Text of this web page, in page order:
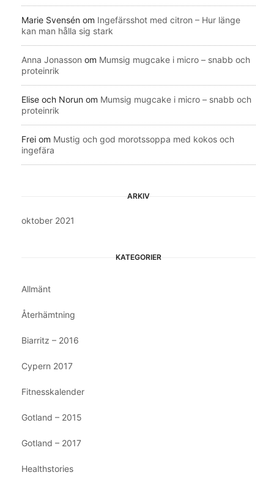
Marie Svensén om Ingefärsshot med citron – Hur länge
kan man hålla sig stark
Anna Jonasson om Mumsig mugcake i micro – snabb och
proteinrik
Elise och Norun om Mumsig mugcake i micro – snabb och
proteinrik
Frei om Mustig och god morotssoppa med kokos och
ingefära
ARKIV
oktober 2021
KATEGORIER
Allmänt
Återhämtning
Biarritz – 2016
Cypern 2017
Fitnesskalender
Gotland – 2015
Gotland – 2017
Healthstories